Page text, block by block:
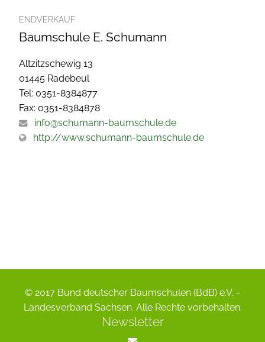
ENDVERKAUF
Baumschule E. Schumann
Altzitzschewig 13
01445 Radebeul
Tel: 0351-8384877
Fax: 0351-8384878
info@schumann-baumschule.de
http://www.schumann-baumschule.de
© 2017 Bund deutscher Baumschulen (BdB) e.V. -
Landesverband Sachsen. Alle Rechte vorbehalten.
Newsletter